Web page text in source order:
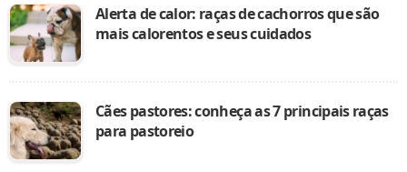
Alerta de calor: raças de cachorros que são
mais calorentos e seus cuidados
Cães pastores: conheça as 7 principais raças
para pastoreio